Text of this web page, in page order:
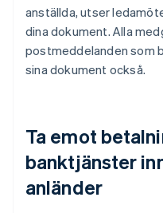
anställda, utser
dina dokument. Alla
postmeddelanden som
sina dokument också.
Ta emot
banktjänster
anländer